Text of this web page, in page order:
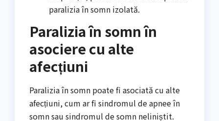
paralizia în somn izolată.
Paralizia în somn în
asociere cu alte
afecțiuni
Paralizia în somn poate fi asociată cu alte
afecțiuni, cum ar fi sindromul de apnee în
somn sau sindromul de somn neliniștit.